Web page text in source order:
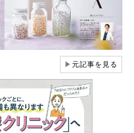
▶元記事を見る